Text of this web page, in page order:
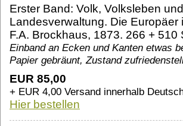
Erster Band: Volk, Volksleben
Landesverwaltung. Die
F.A. Brockhaus, 1873. 266 +
Einband an Ecken und Kanten etwas
Papier gebräunt, Zustand
EUR 85,00
+ EUR 4,00 Versand innerhalb
Hier bestellen